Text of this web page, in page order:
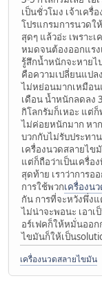
เป็นชั่วโมง เจ้าเค
โปรแกรมการนวดใ
สุดๆ แล้วอ่ะ เพราะ
หมดจนต้องออกแรง
รู้สึกน้ำหนักจะหายไ
คือความเปลี่ยนแป
ไม่หย่อนมากเหมือ
เดือน น้ำหนักลดลง
กิโลกรัมก็เหอะ แต่ก็
ไม่ค่อยหนักมาก หา
บวกกับไม่รับประทา
เครื่องนวดสลายไข
แต่ก็ถือว่าเป็นเครื่อ
สุดท้าย เราว่าการ
การใช้พวกเครื่องน
กัน การที่จะหวังพึ่งแ
ไม่น่าจะพอนะ เอาเ
อร์เฟคก็ให้หมั่นออก
ไขมันก็ให้เป็น
เครื่องนวดสลายไขมัน